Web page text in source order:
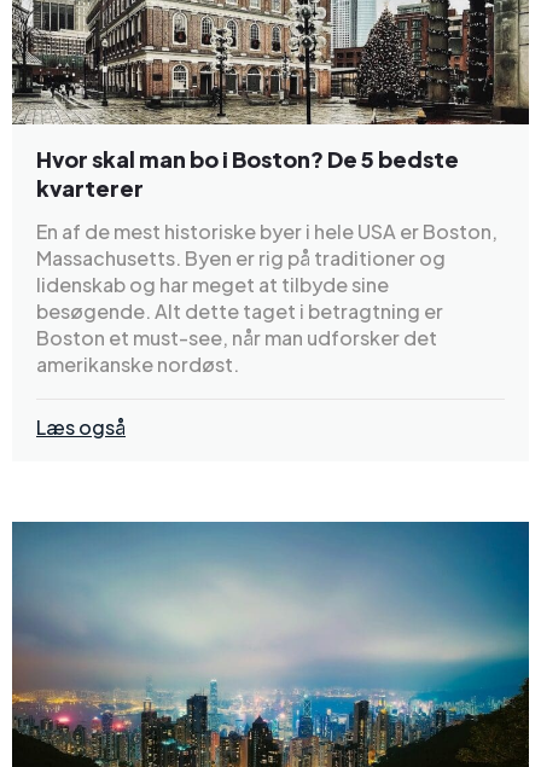
Hvor skal man bo i Boston? De 5 bedste
kvarterer
En af de mest historiske byer i hele USA er Boston,
Massachusetts. Byen er rig på traditioner og
lidenskab og har meget at tilbyde sine
besøgende. Alt dette taget i betragtning er
Boston et must-see, når man udforsker det
amerikanske nordøst.
Læs også